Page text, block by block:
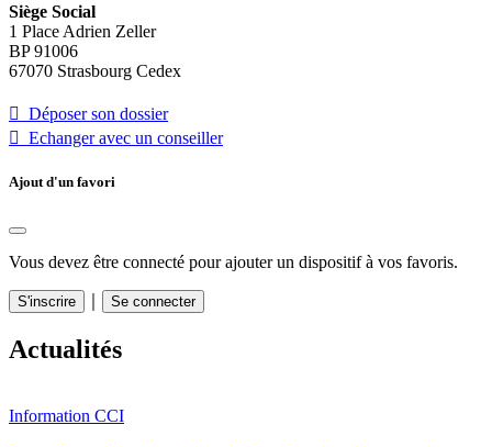
Siège Social
1 Place Adrien Zeller
BP 91006
67070 Strasbourg Cedex
 Déposer son dossier
 Echanger avec un conseiller
Ajout d'un favori
Vous devez être connecté pour ajouter un dispositif à vos favoris.
S'inscrire Se connecter
Actualités
Information CCI